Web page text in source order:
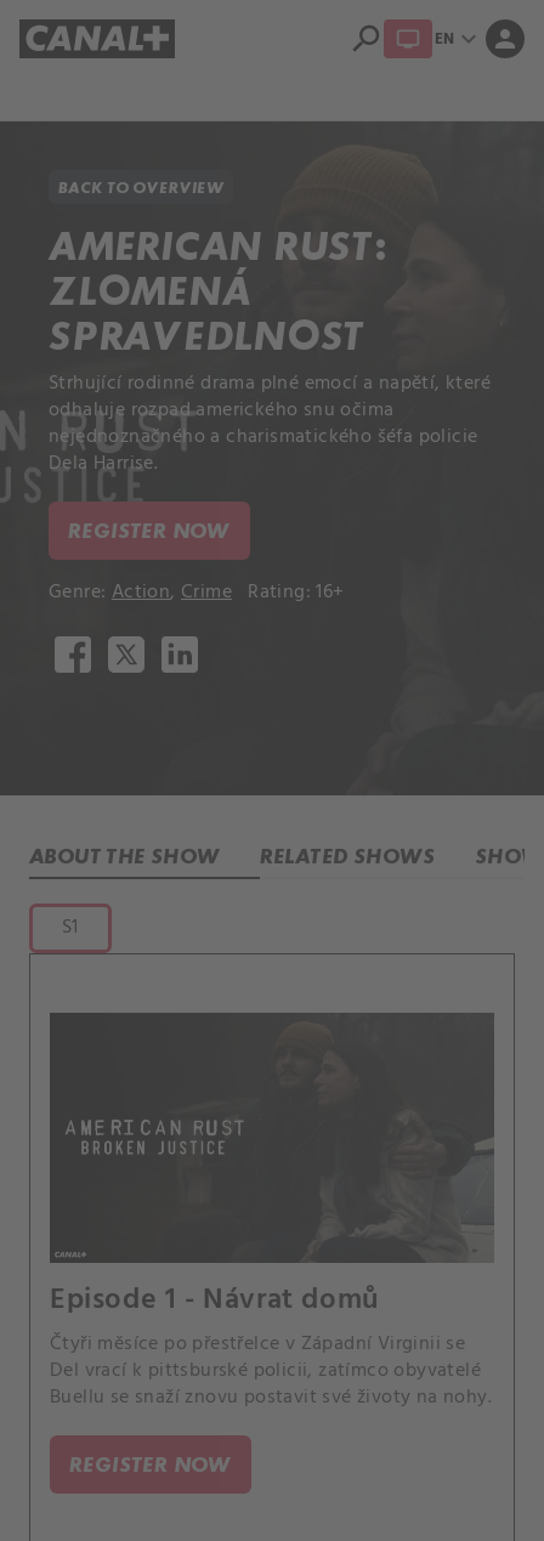
search EN expand_more person
BACK TO OVERVIEW
AMERICAN RUST:
ZLOMENÁ
SPRAVEDLNOST
Strhující rodinné drama plné emocí a napětí, které
odhaluje rozpad amerického snu očima
nejednoznačného a charismatického šéfa policie
Dela Harrise.
REGISTER NOW
Genre: Action,Crime Rating: 16+
ABOUT THE SHOW RELATED SHOWS
S1
Episode 1 - Návrat domů
Čtyři měsíce po přestřelce v Západní Virginii se
Del vrací k pittsburské policii, zatímco obyvatelé
Buellu se snaží znovu postavit své životy na nohy.
REGISTER NOW